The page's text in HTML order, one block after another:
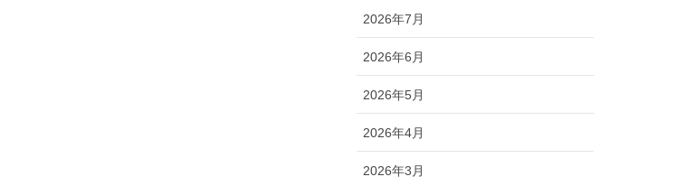
2026年7月
2026年6月
2026年5月
2026年4月
2026年3月